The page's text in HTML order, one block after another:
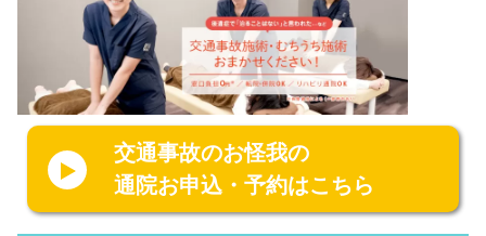
交通事故のお怪我の
通院お申込・予約はこちら